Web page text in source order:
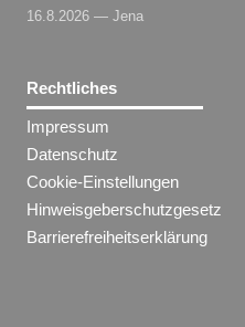
16.8.2026 — Jena
Rechtliches
Impressum
Datenschutz
Cookie-Einstellungen
Hinweisgeberschutzgesetz
Barrierefreiheitserklärung